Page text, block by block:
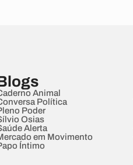
Animal
Política
Poder
Osias
Alerta
em Movimento
Íntimo